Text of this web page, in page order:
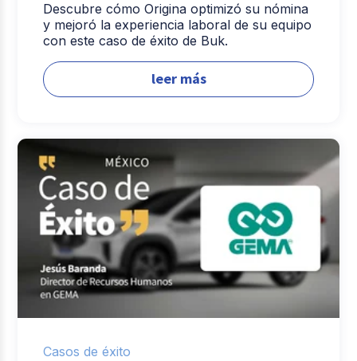
Descubre cómo Origina optimizó su nómina
y mejoró la experiencia laboral de su equipo
con este caso de éxito de Buk.
leer más
Casos de éxito